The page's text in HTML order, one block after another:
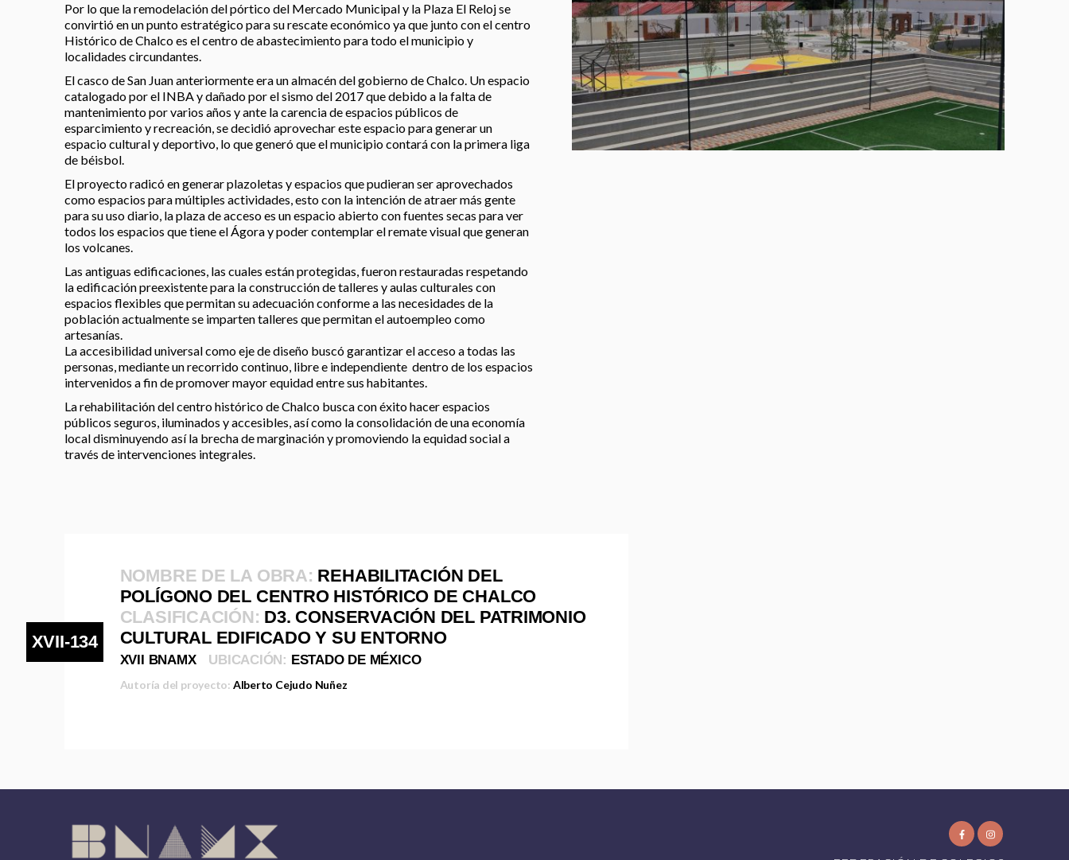
Por lo que la remodelación del pórtico del Mercado Municipal y la Plaza El Reloj se
convirtió en un punto estratégico para su rescate económico ya que junto con el centro
Histórico de Chalco es el centro de abastecimiento para todo el municipio y
localidades circundantes.
El casco de San Juan anteriormente era un almacén del gobierno de Chalco. Un espacio
catalogado por el INBA y dañado por el sismo del 2017 que debido a la falta de
mantenimiento por varios años y ante la carencia de espacios públicos de
esparcimiento y recreación, se decidió aprovechar este espacio para generar un
espacio cultural y deportivo, lo que generó que el municipio contará con la primera liga
de béisbol.
El proyecto radicó en generar plazoletas y espacios que pudieran ser aprovechados
como espacios para múltiples actividades, esto con la intención de atraer más gente
para su uso diario, la plaza de acceso es un espacio abierto con fuentes secas para ver
todos los espacios que tiene el Ágora y poder contemplar el remate visual que generan
los volcanes.
Las antiguas edificaciones, las cuales están protegidas, fueron restauradas respetando
la edificación preexistente para la construcción de talleres y aulas culturales con
espacios flexibles que permitan su adecuación conforme a las necesidades de la
población actualmente se imparten talleres que permitan el autoempleo como
artesanías.
La accesibilidad universal como eje de diseño buscó garantizar el acceso a todas las
personas, mediante un recorrido continuo, libre e independiente dentro de los espacios
intervenidos a fin de promover mayor equidad entre sus habitantes.
La rehabilitación del centro histórico de Chalco busca con éxito hacer espacios
públicos seguros, iluminados y accesibles, así como la consolidación de una economía
local disminuyendo así la brecha de marginación y promoviendo la equidad social a
través de intervenciones integrales.
XVII-134
NOMBRE DE LA OBRA: REHABILITACIÓN DEL
POLÍGONO DEL CENTRO HISTÓRICO DE CHALCO
CLASIFICACIÓN: D3. CONSERVACIÓN DEL PATRIMONIO
CULTURAL EDIFICADO Y SU ENTORNO
XVII BNAMX UBICACIÓN: ESTADO DE MÉXICO
Autoría del proyecto: Alberto Cejudo Nuñez